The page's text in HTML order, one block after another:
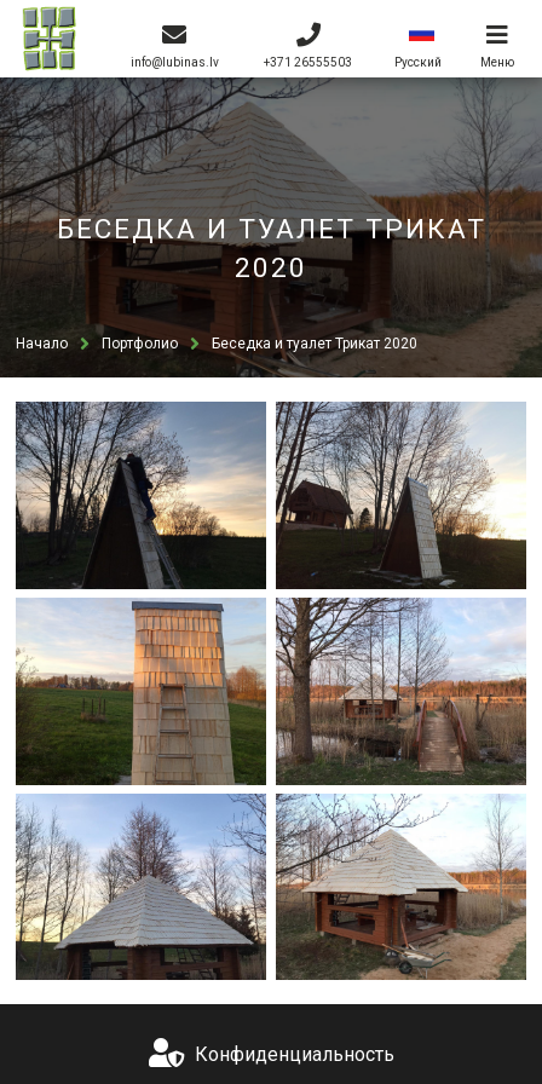
info@lubinas.lv +371 26555503 Pусский Меню
БЕСЕДКА И ТУАЛЕТ ТРИКАТ
2020
Начало Портфолио Беседка и туалет Трикат 2020
Конфиденциальность